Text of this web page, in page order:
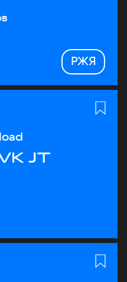
РЖЯ
JT